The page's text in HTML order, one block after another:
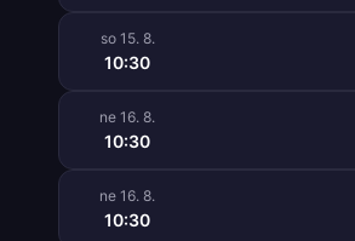
so 15. 8.
10:30
ne 16. 8.
10:30
ne 16. 8.
10:30